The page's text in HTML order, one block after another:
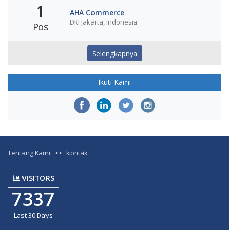
1
Pos
AHA Commerce
DKI Jakarta, Indonesia
Selengkapnya
Ikuti Kami
Tentang Kami >> kontak
VISITORS
7337
Last 30 Days